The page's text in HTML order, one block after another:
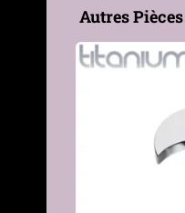
Épaisseur
Longueur
Type de
Diamètre
Autres